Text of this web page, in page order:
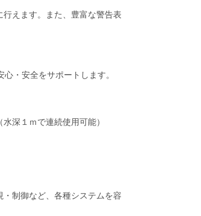
えます。また、豊富な警告表
・安全をサポートします。
深１ｍで連続使用可能）
制御など、各種システムを容